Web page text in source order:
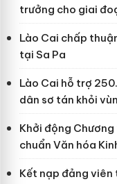
trưởng cho giai
Lào Cai chấp
tại Sa Pa
Lào Cai hỗ trợ
dân sơ tán khỏi
Khởi động
chuẩn Văn hóa
Kết nạp đảng viên